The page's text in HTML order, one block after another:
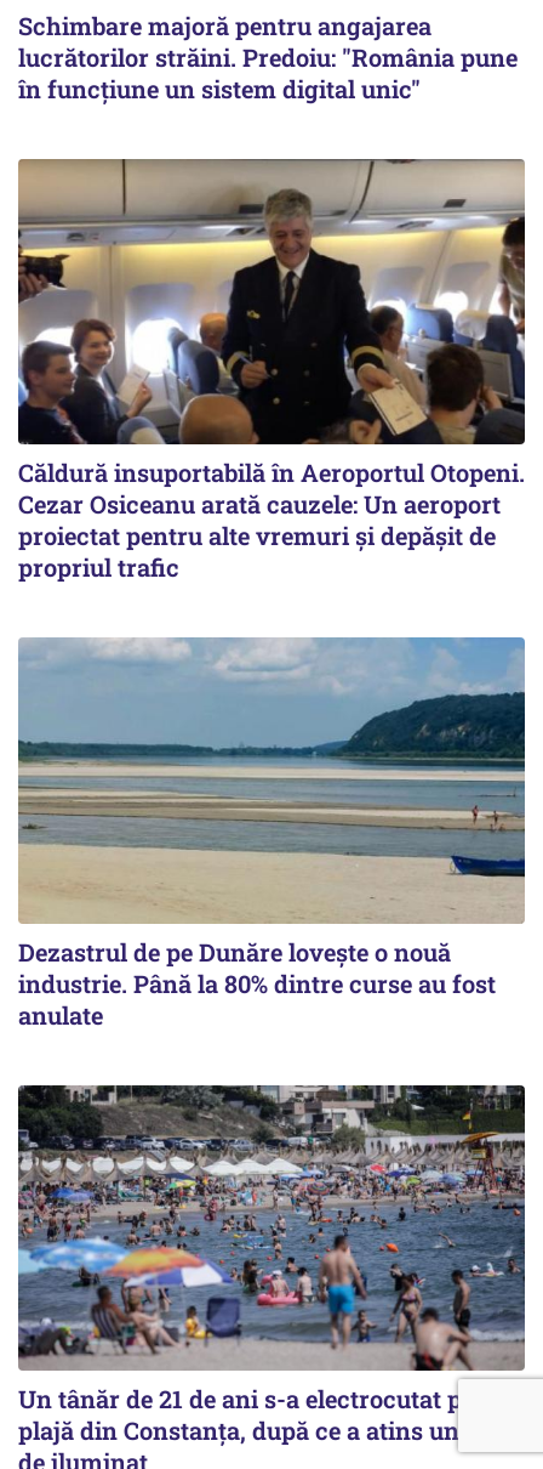
Schimbare majoră pentru angajarea
lucrătorilor străini. Predoiu: "România pune
în funcțiune un sistem digital unic"
Căldură insuportabilă în Aeroportul Otopeni.
Cezar Osiceanu arată cauzele: Un aeroport
proiectat pentru alte vremuri și depășit de
propriul trafic
Dezastrul de pe Dunăre lovește o nouă
industrie. Până la 80% dintre curse au fost
anulate
Un tânăr de 21 de ani s-a electrocutat pe o
plajă din Constanța, după ce a atins un stâlp
de iluminat